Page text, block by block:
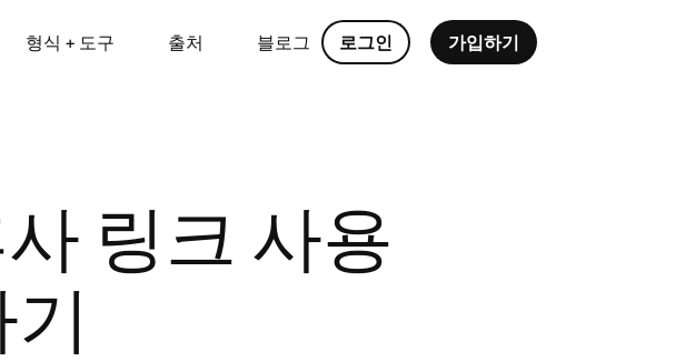
형식 + 도구 출처 블로그 로그인 가입하기
링크 사용